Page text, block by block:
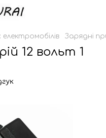
Зарядні
12 вольт 1